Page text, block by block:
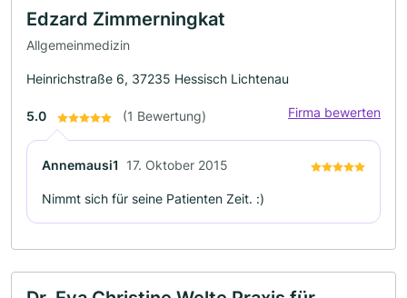
Edzard Zimmerningkat
Allgemeinmedizin
Heinrichstraße 6, 37235 Hessisch Lichtenau
5.0 (1 Bewertung) Firma bewerten
Annemausi1 17. Oktober 2015
Nimmt sich für seine Patienten Zeit. :)